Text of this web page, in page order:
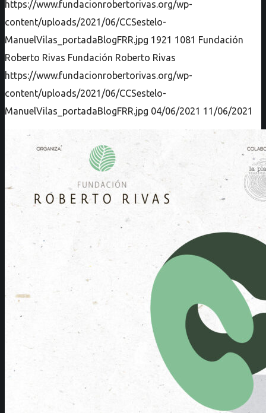
https://www.fundacionrobertorivas.org/wp-
content/uploads/2021/06/CCSestelo-
ManuelVilas_portadaBlogFRR.jpg 1921 1081
Fundación
Roberto Rivas Fundación Roberto Rivas
https://www.fundacionrobertorivas.org/wp-
content/uploads/2021/06/CCSestelo-
ManuelVilas_portadaBlogFRR.jpg 04/06/2021 11/06/2021